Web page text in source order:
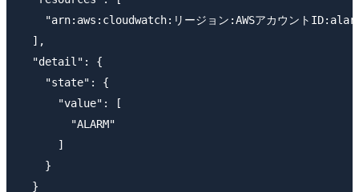
"arn:aws:cloudwatch:リージョン:AWSアカウント
  ],
  "detail": {
    "state": {
      "value": [
        "ALARM"
      ]
    }
  }